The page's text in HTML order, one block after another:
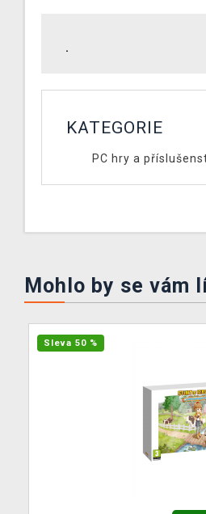
.
KATEGORIE
PC hry a
Mohlo by se vám
Sleva 50 %